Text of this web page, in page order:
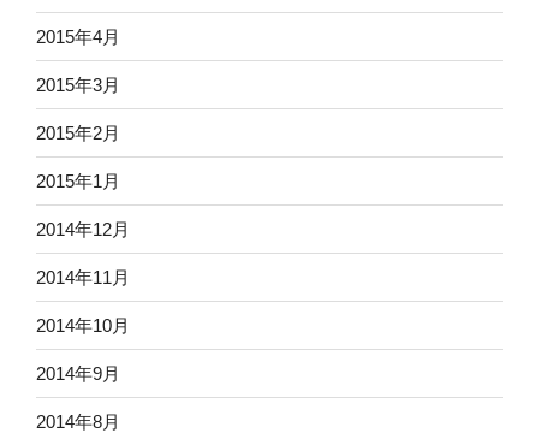
2015年4月
2015年3月
2015年2月
2015年1月
2014年12月
2014年11月
2014年10月
2014年9月
2014年8月